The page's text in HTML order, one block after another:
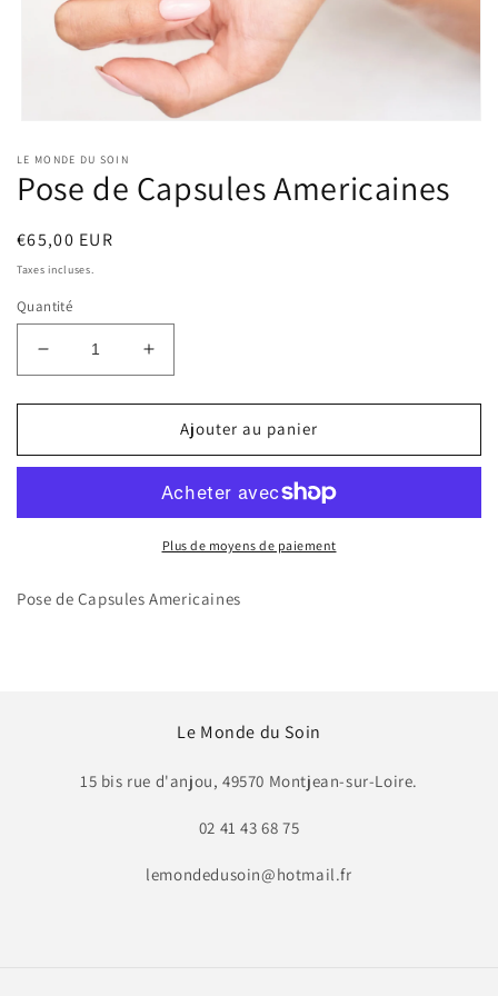
média
1
dans
modale
LE MONDE DU SOIN
Pose de Capsules Americaines
Prix
habituel
€65,00 EUR
Taxes incluses.
Quantité
Réduire
la
quantité
Pose
Americaines
Augmenter
la
quantité
Pose
Capsules
Americaines
Ajouter au panier
Plus de moyens de paiement
Pose de Capsules Americaines
Le Monde du Soin
15 bis rue d'anjou, 49570 Montjean-sur-Loire.
02 41 43 68 75
lemondedusoin@hotmail.fr